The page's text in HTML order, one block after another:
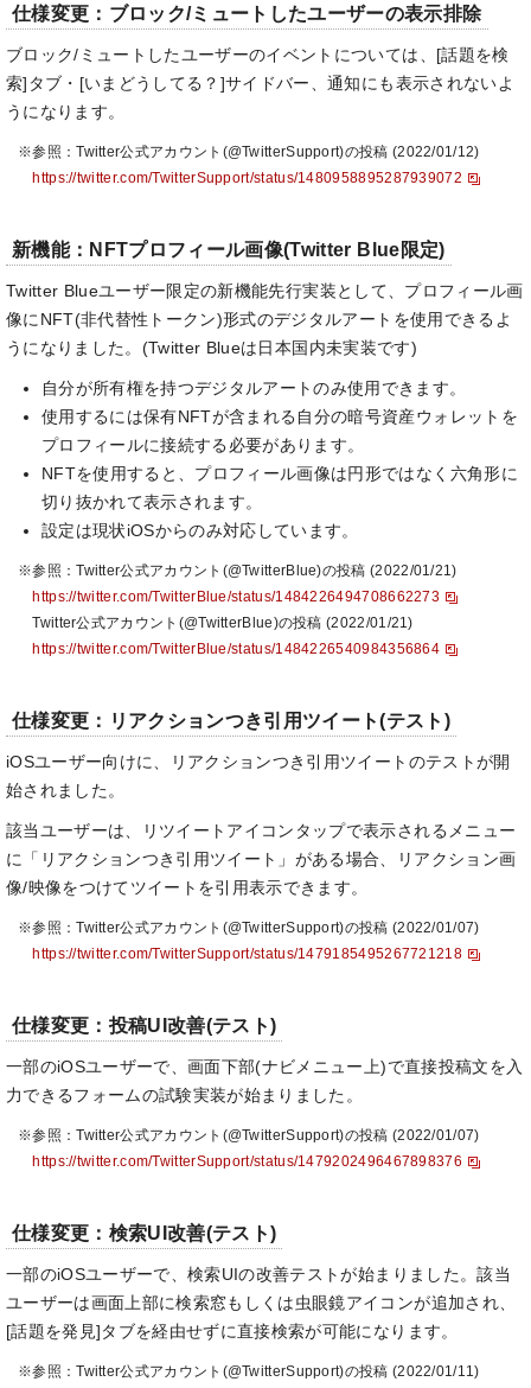
仕様変更：ブロック/ミュートしたユーザーの表示排除
ブロック/ミュートしたユーザーのイベントについては、[話題を検
索]タブ・[いまどうしてる？]サイドバー、通知にも表示されないよ
うになります。
※参照：Twitter公式アカウント(@TwitterSupport)の投稿 (2022/01/12)
https://twitter.com/TwitterSupport/status/1480958895287939072
新機能：NFTプロフィール画像(Twitter Blue限定)
Twitter Blueユーザー限定の新機能先行実装として、プロフィール画
像にNFT(非代替性トークン)形式のデジタルアートを使用できるよ
うになりました。(Twitter Blueは日本国内未実装です)
自分が所有権を持つデジタルアートのみ使用できます。
使用するには保有NFTが含まれる自分の暗号資産ウォレットを
プロフィールに接続する必要があります。
NFTを使用すると、プロフィール画像は円形ではなく六角形に
切り抜かれて表示されます。
設定は現状iOSからのみ対応しています。
※参照：Twitter公式アカウント(@TwitterBlue)の投稿 (2022/01/21)
https://twitter.com/TwitterBlue/status/1484226494708662273
Twitter公式アカウント(@TwitterBlue)の投稿 (2022/01/21)
https://twitter.com/TwitterBlue/status/1484226540984356864
仕様変更：リアクションつき引用ツイート(テスト)
iOSユーザー向けに、リアクションつき引用ツイートのテストが開
始されました。
該当ユーザーは、リツイートアイコンタップで表示されるメニュー
に「リアクションつき引用ツイート」がある場合、リアクション画
像/映像をつけてツイートを引用表示できます。
※参照：Twitter公式アカウント(@TwitterSupport)の投稿 (2022/01/07)
https://twitter.com/TwitterSupport/status/1479185495267721218
仕様変更：投稿UI改善(テスト)
一部のiOSユーザーで、画面下部(ナビメニュー上)で直接投稿文を入
力できるフォームの試験実装が始まりました。
※参照：Twitter公式アカウント(@TwitterSupport)の投稿 (2022/01/07)
https://twitter.com/TwitterSupport/status/1479202496467898376
仕様変更：検索UI改善(テスト)
一部のiOSユーザーで、検索UIの改善テストが始まりました。該当
ユーザーは画面上部に検索窓もしくは虫眼鏡アイコンが追加され、
[話題を発見]タブを経由せずに直接検索が可能になります。
※参照：Twitter公式アカウント(@TwitterSupport)の投稿 (2022/01/11)